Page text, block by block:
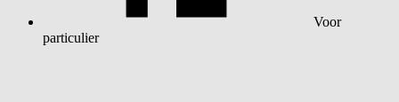
Voor
particulier